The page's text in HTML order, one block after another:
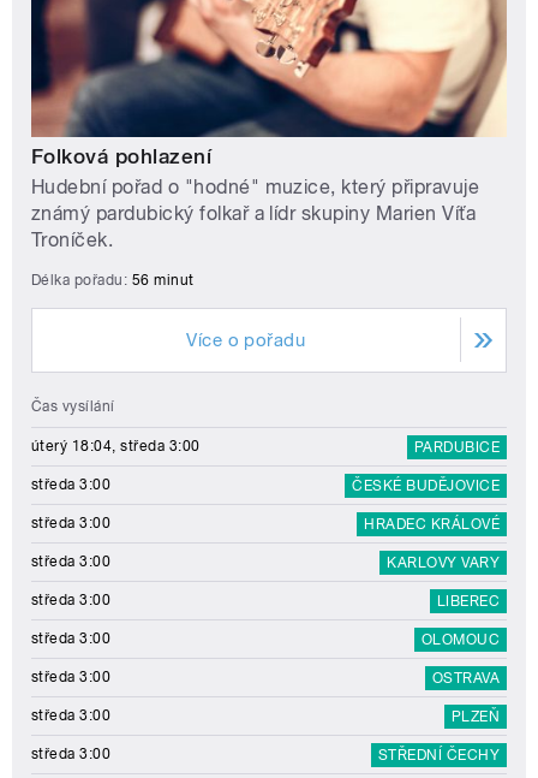
Folková pohlazení
Hudební pořad o "hodné" muzice, který připravuje
známý pardubický folkař a lídr skupiny Marien Víťa
Troníček.
Délka pořadu: 56 minut
Více o pořadu
Čas vysílání
úterý 18:04, středa 3:00 PARDUBICE
středa 3:00 ČESKÉ BUDĚJOVICE
středa 3:00 HRADEC KRÁLOVÉ
středa 3:00 KARLOVY VARY
středa 3:00 LIBEREC
středa 3:00 OLOMOUC
středa 3:00 OSTRAVA
středa 3:00 PLZEŇ
středa 3:00 STŘEDNÍ ČECHY